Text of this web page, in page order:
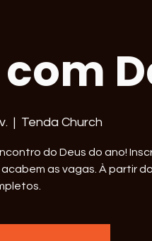
  |
Tenda Church
do Deus do ano!
as vagas. À partir